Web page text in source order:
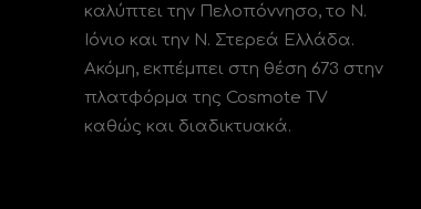
καλύπτει την Πελοπόννησο, το N.
Ιόνιο και την Ν. Στερεά Ελλάδα.
Ακόμη, εκπέμπει στη θέση 673 στην
πλατφόρμα της Cosmote TV
καθώς και διαδικτυακά.